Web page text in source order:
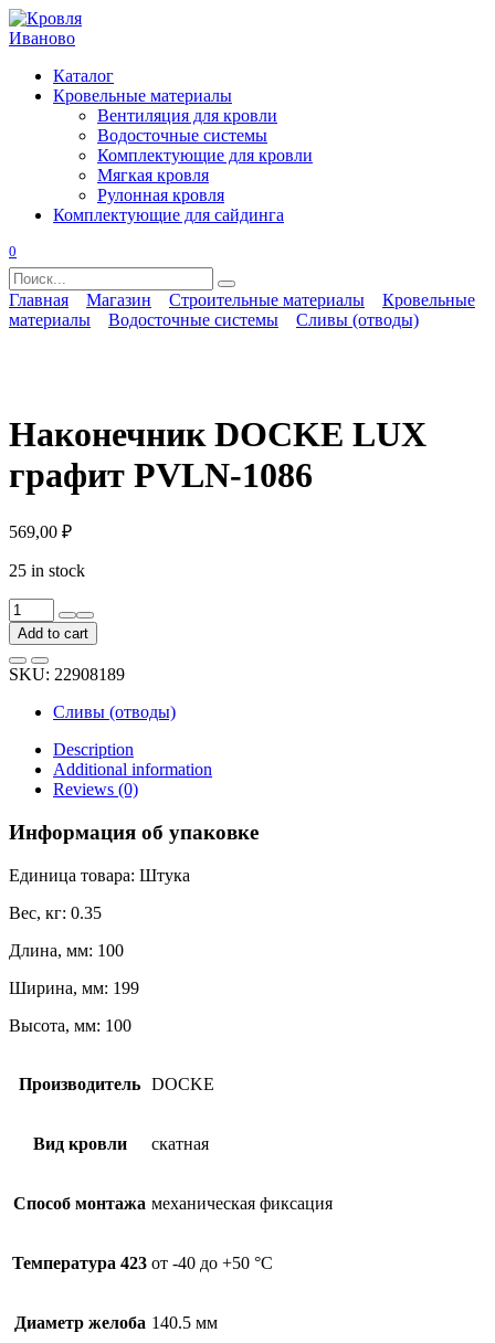
Перейти
к
Каталог
Кровельные материалы
Вентиляция для кровли
Водосточные системы
Комплектующие для кровли
Мягкая кровля
Рулонная кровля
Комплектующие для сайдинга
0
Search
for:
Главная Магазин Строительные материалы
Кровельные
материалы
Водосточные системы Сливы (отводы)
Наконечник DOCKE LUX
графит PVLN-1086
569,00 ₽
25 in stock
Наконечник
DOCKE
LUX
графит
PVLN-
1086
quantity
Add to cart
SKU: 22908189
Сливы (отводы)
Description
Additional information
Reviews (0)
Информация об упаковке
Единица товара: Штука
Вес, кг: 0.35
Длина, мм: 100
Ширина, мм: 199
Высота, мм: 100
Производитель DOCKE
Вид кровли скатная
Способ монтажа механическая фиксация
Температура 423 от -40 до +50 °С
Диаметр желоба 140.5 мм